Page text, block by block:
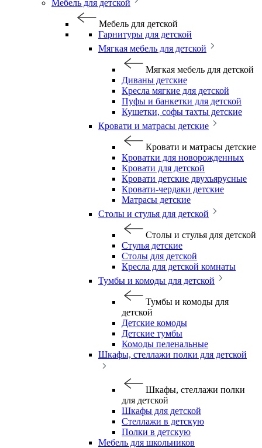
Мебель для детской
Мебель для детской
Гарнитуры для детской
Мягкая мебель для детской
Мягкая мебель для детской
Диваны детские
Кресла мягкие для детской
Пуфы и банкетки для детской
Кушетки, софы тахты детские
Кровати и матрасы детские
Кровати и матрасы детские
Кроватки для новорожденных
Кровати для детской
Кровати детские двухъярусные
Кровати-чердаки детские
Матрасы детские
Столы и стулья для детской
Столы и стулья для детской
Стулья детские
Столы для детской
Кресла для детской комнаты
Тумбы и комоды для детской
Тумбы и комоды для
детской
Детские комоды
Детские тумбы
Комоды пеленальные
Шкафы, стеллажи полки для детской
Шкафы, стеллажи полки
для детской
Шкафы для детской
Стеллажи в детскую
Полки в детскую
Мебель для школьников